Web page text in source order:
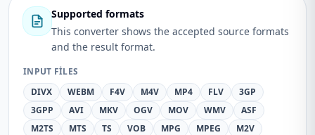
Supported formats
This converter shows the accepted source formats
and the result format.
INPUT FILES
DIVX
WEBM F4V M4V MP4 FLV
3GP
3GPP
AVI MKV OGV MOV WMV
ASF
M2TS
MTS TS VOB MPG MPEG
M2V